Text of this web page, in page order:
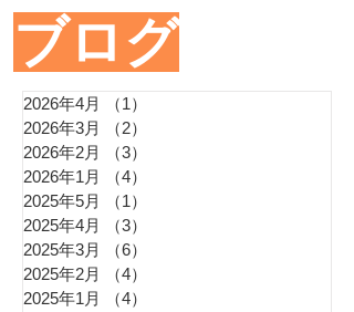
ブログ
2026年4月 （1）
2026年3月
（2）
2026年2月
（3）
2026年1月
（4）
2025年5月
（1）
2025年4月
（3）
2025年3月
（6）
2025年2月
（4）
2025年1月
（4）